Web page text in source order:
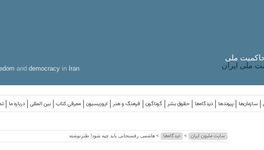
and democracy in Iran
ملی
ملی ایران
درباره ما بین المللی معرفی کتاب اپوزیسیون فرهنگ و هنر گوناگون حقوق بشر دیدگاه‌ها پیوندها سازمان‌ها
سایت ملیون ایران > دیدگاه‌ها > هاشمى رفسنجانى باید چپه شود! طنزنوشته